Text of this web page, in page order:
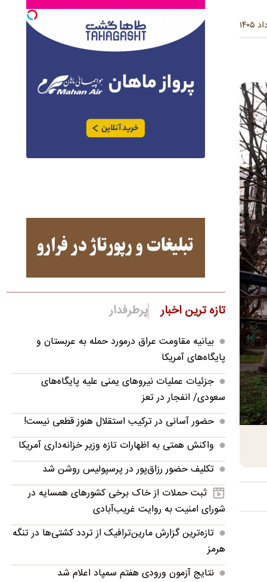
تازه ترین اخبار پرطرفدار
بیانیه مقاومت عراق درمورد حمله به عربستان و
پایگاه‌های آمریکا
جزئیات عملیات نیروهای یمنی علیه پایگاه‌های
سعودی/ انفجار در تعز
حضور آسانی در ترکیب استقلال هنوز قطعی نیست!
واکنش همتی به اظهارات تازه وزیر خزانه‌داری آمریکا
تکلیف حضور رزاق‌پور در پرسپولیس روشن شد
ثبت حملات از خاک برخی کشورهای همسایه در
شورای امنیت به روایت غریب‌آبادی
تازه‌ترین گزارش مارین‌ترافیک از تردد کشتی‌ها در تنگه
هرمز
نتایج آزمون ورودی هفتم سمپاد اعلام شد